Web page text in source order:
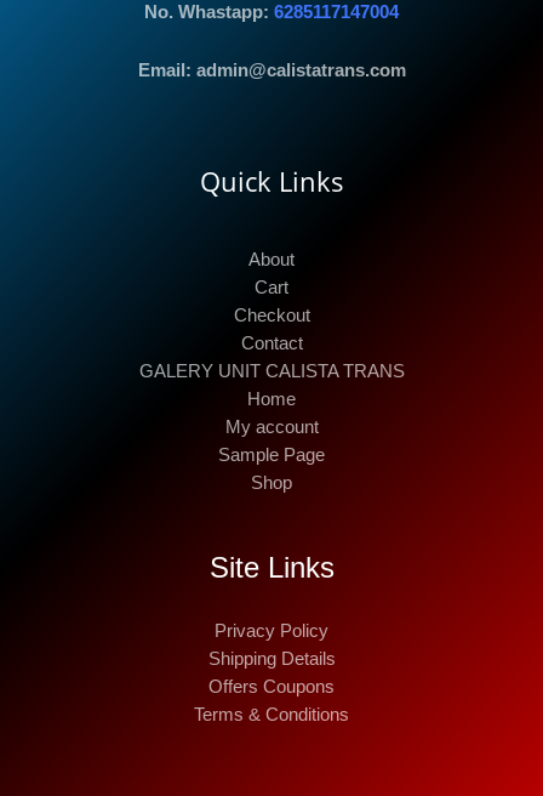
No. Whastapp: 6285117147004
Email: admin@calistatrans.com
Quick Links
About
Cart
Checkout
Contact
GALERY UNIT CALISTA TRANS
Home
My account
Sample Page
Shop
Site Links
Privacy Policy
Shipping Details
Offers Coupons
Terms & Conditions